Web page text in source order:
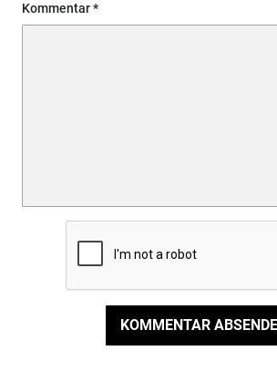
Kommentar
KOMMENTAR